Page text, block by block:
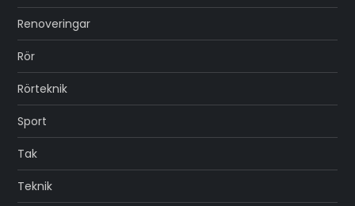
Renoveringar
Rör
Rörteknik
Sport
Tak
Teknik